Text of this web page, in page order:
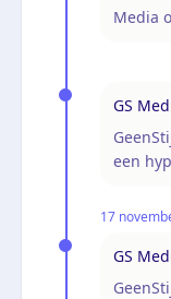
Media
GS
een
17
GS